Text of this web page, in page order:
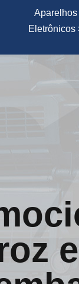
Aparelhos
Eletrônicos